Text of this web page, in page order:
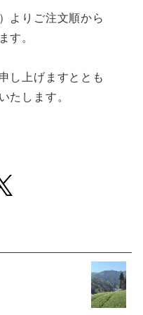
よりご注文順から
す。
し上げますととも
たします。